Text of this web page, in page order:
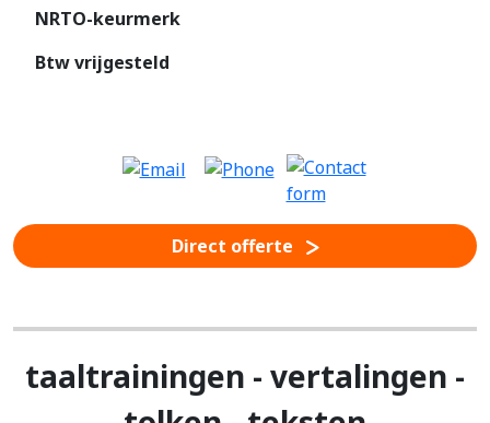
NRTO-keurmerk
Btw vrijgesteld
Direct offerte
taaltrainingen - vertalingen -